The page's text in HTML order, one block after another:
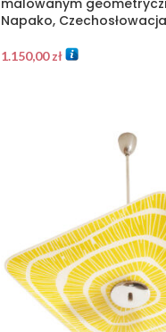
Napako,
1.150,00zł